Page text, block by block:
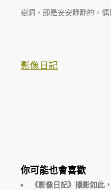
樹洞，即是安安靜靜的，
影像日記
你可能也會喜歡
《影像日記》攝影如此